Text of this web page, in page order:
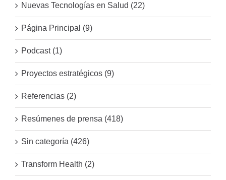
Nuevas Tecnologías en Salud (22)
Página Principal (9)
Podcast (1)
Proyectos estratégicos (9)
Referencias (2)
Resúmenes de prensa (418)
Sin categoría (426)
Transform Health (2)